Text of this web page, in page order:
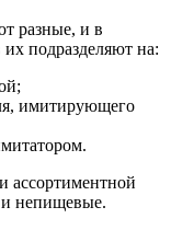
разные, и в
подразделяют на:
имитирующего
ассортиментной
непищевые.